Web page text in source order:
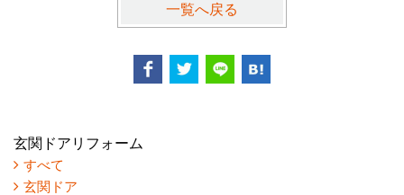
一覧へ戻る
玄関ドアリフォーム
すべて
玄関ドア